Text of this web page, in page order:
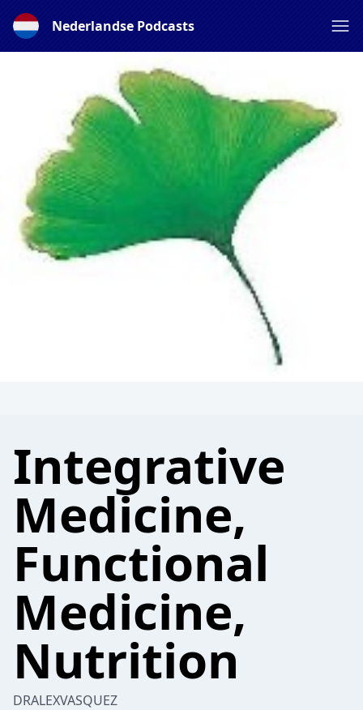
Nederlandse Podcasts
Integrative
Medicine,
Functional
Medicine,
Nutrition
DRALEXVASQUEZ